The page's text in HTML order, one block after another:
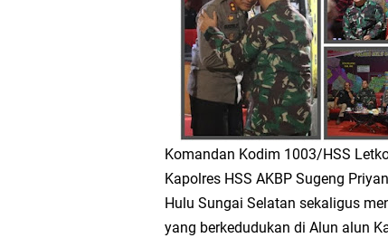
Komandan Kodim 1003/HSS
Kapolres HSS AKBP Sugeng
Hulu Sungai Selatan sekaligus
yang berkedudukan di Alun alun